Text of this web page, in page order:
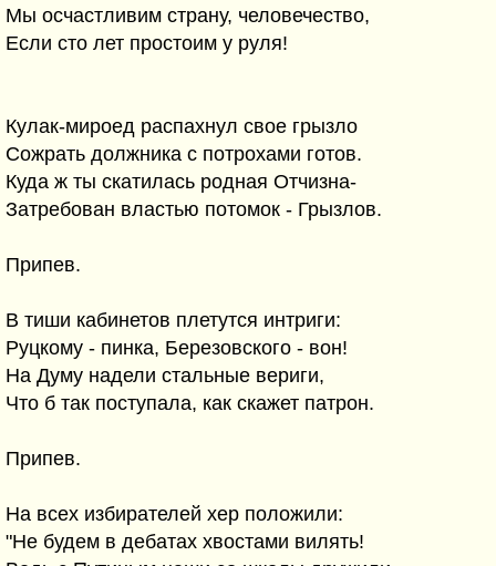
Мы осчастливим страну, человечество,
Если сто лет простоим у руля!
Кулак-мироед распахнул свое грызло
Сожрать должника с потрохами готов.
Куда ж ты скатилась родная Отчизна-
Затребован властью потомок - Грызлов.
Припев.
В тиши кабинетов плетутся интриги:
Руцкому - пинка, Березовского - вон!
На Думу надели стальные вериги,
Что б так поступала, как скажет патрон.
Припев.
На всех избирателей хер положили:
"Не будем в дебатах хвостами вилять!